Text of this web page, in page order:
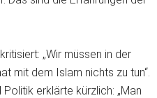
„Wir müssen in der
mit dem Islam nichts zu tun“.
erklärte kürzlich: „Man